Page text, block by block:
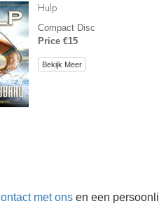
Hulp
Compact Disc
Price €15
Bekijk Meer
met ons en een